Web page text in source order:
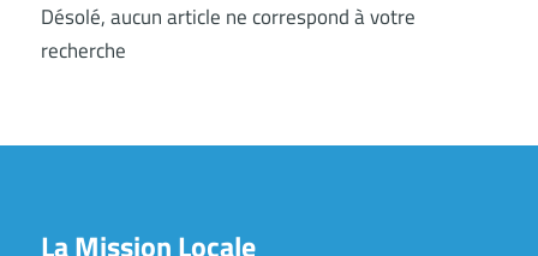
Désolé, aucun article ne correspond à votre
recherche
La Mission Locale